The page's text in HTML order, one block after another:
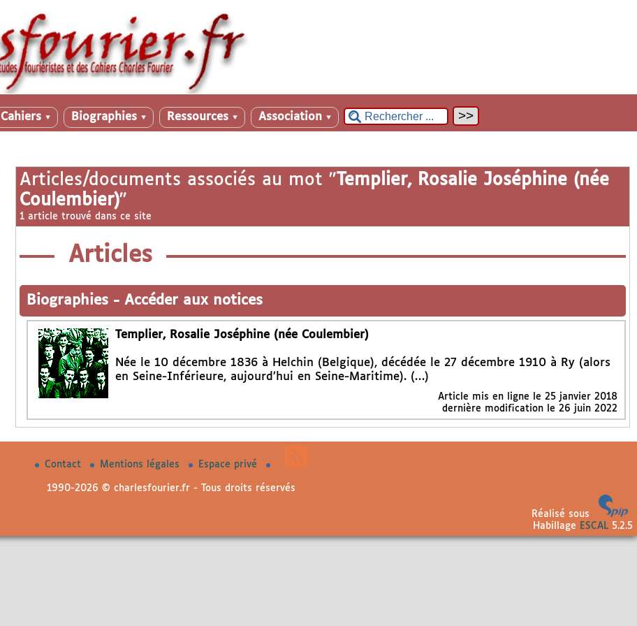
Cahiers ▼ Biographies ▼ Ressources ▼ Association ▼
Articles/documents associés au mot " Templier, Rosalie Joséphine (née
Coulembier)"
1 article trouvé dans ce site
Articles
Biographies - Accéder aux notices
Templier, Rosalie Joséphine (née Coulembier)
Née le 10 décembre 1836 à Helchin (Belgique), décédée le 27 décembre 1910 à Ry (alors
en Seine-Inférieure, aujourd’hui en Seine-Maritime). (…)
Article mis en ligne le 25 janvier 2018
dernière modification le 26 juin 2022
Contact Mentions légales Espace privé
1990-2026 © charlesfourier.fr - Tous droits réservés
Réalisé sous
Habillage
ESCAL5.2.5